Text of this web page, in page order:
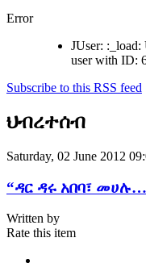
Error
JUser: :_load:
user with ID:
Subscribe to this RSS feed
ህብረተሰብ
Saturday, 02 June 2012
“ዳር ዳሩ አበባ፣
Written by
Rate this item